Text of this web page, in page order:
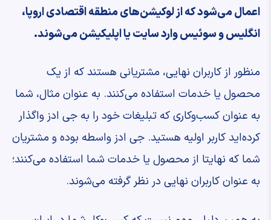
اعمال می‌شود که از لوکیشن‌های منطقه اقتصادی اروپا،
انگلیس و سوئیس وارد سایت یا اپلیکیشن می‌شوند.
منظور از کاربران نهایی، مشتریانی هستند که از یک
محصول یا خدمات استفاده می‌کنند. به عنوان مثال،‌ شما
به عنوان کسب‌وکاری که تبلیغات خود را به جی ادز واگذار
کرده‌اید کاربر اولیه هستید. جی ادز واسطه بوده و مشتریان
شما که نهایتا از محصول یا خدمات شما استفاده می‌کنند؛
به عنوان کاربران نهایی در نظر گرفته می‌شوند.